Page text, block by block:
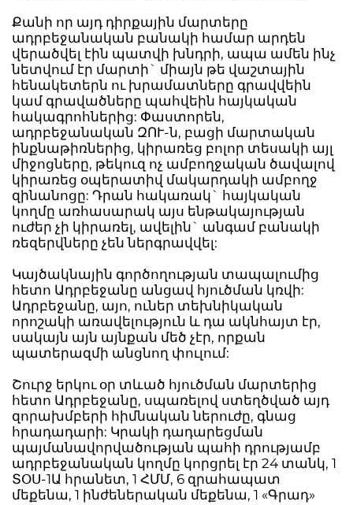
Քանի որ այդ դիրքային մարտերը
ադրբեջանական բանակի համար արդեն
վերածվել էին պատվի խնդրի, ապա ամեն ինչ
նետվում էր մարտի` միայն թե վաշտային
հենակետերն ու խրամատները գրավվեին
կամ գրավածները պահվեին հայկական
հակագրոհներից: Փաստորեն,
ադրբեջանական ԶՈՒ-ն, բացի մարտական
ինքնաթիռներից, կիրառեց բոլոր տեսակի այլ
միջոցները, թեկուզ ոչ ամբողջական ծավալով
կիրառեց օպերատիվ մակարդակի ամբողջ
զինանոցը: Դրան հակառակ` հայկական
կողմը առհասարակ այս ենթակայության
ուժեր չի կիրառել, ավելին` անգամ բանակի
ռեզերվները չեն ներգրավվել:
Կայծակնային գործողության տապալումից
հետո Ադրբեջանը անցավ հյուծման կռվի:
Ադրբեջանը, այո, ուներ տեխնիկական
որոշակի առավելություն և դա ակնհայտ էր,
սակայն այն այնքան մեծ չէր, որքան
պատերազմի անցնող փուլում:
Շուրջ երկու օր տևած հյուծման մարտերից
հետո Ադրբեջանը, սպառելով ստեղծված այդ
զորախմբերի հիմնական ներուժը, գնաց
հրադադարի: Կրակի դադարեցման
պայմանավորվածության պահի դրությամբ
ադրբեջանական կողմը կորցրել էր 24 տանկ, 1
ՏՕՍ-1Ա հրանետ, 1 ՀՄՄ, 6 զրահապատ
մեքենա, 1 ինժեներական մեքենա, 1 «Գրադ»